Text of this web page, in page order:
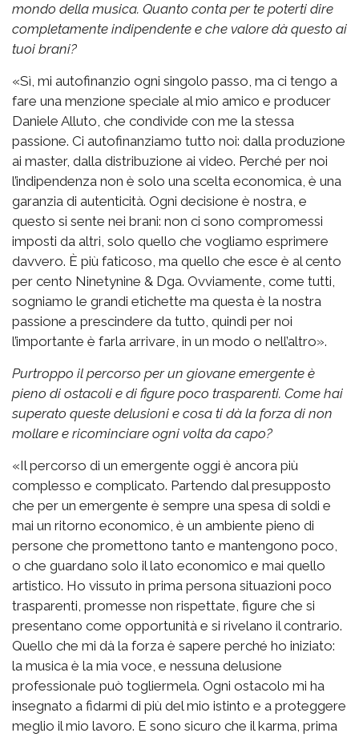
mondo della musica. Quanto conta per te poterti dire
completamente indipendente e che valore dà questo ai
tuoi brani?
«Sì, mi autofinanzio ogni singolo passo, ma ci tengo a
fare una menzione speciale al mio amico e producer
Daniele Alluto, che condivide con me la stessa
passione. Ci autofinanziamo tutto noi: dalla produzione
ai master, dalla distribuzione ai video. Perché per noi
l’indipendenza non è solo una scelta economica, è una
garanzia di autenticità. Ogni decisione è nostra, e
questo si sente nei brani: non ci sono compromessi
imposti da altri, solo quello che vogliamo esprimere
davvero. È più faticoso, ma quello che esce è al cento
per cento Ninetynine & Dga. Ovviamente, come tutti,
sogniamo le grandi etichette ma questa è la nostra
passione a prescindere da tutto, quindi per noi
l’importante è farla arrivare, in un modo o nell’altro».
Purtroppo il percorso per un giovane emergente è
pieno di ostacoli e di figure poco trasparenti. Come hai
superato queste delusioni e cosa ti dà la forza di non
mollare e ricominciare ogni volta da capo?
«Il percorso di un emergente oggi è ancora più
complesso e complicato. Partendo dal presupposto
che per un emergente è sempre una spesa di soldi e
mai un ritorno economico, è un ambiente pieno di
persone che promettono tanto e mantengono poco,
o che guardano solo il lato economico e mai quello
artistico. Ho vissuto in prima persona situazioni poco
trasparenti, promesse non rispettate, figure che si
presentano come opportunità e si rivelano il contrario.
Quello che mi dà la forza è sapere perché ho iniziato:
la musica è la mia voce, e nessuna delusione
professionale può togliermela. Ogni ostacolo mi ha
insegnato a fidarmi di più del mio istinto e a proteggere
meglio il mio lavoro. E sono sicuro che il karma, prima